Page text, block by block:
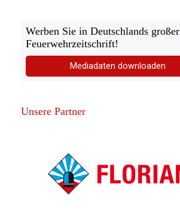
Werben Sie in Deutschlands großer
Feuerwehrzeitschrift!
Mediadaten downloaden
Unsere Partner